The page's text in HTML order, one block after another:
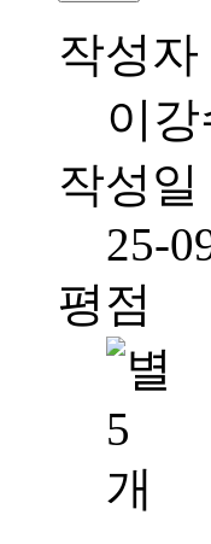
작성자
이강
작성일
25-
평점